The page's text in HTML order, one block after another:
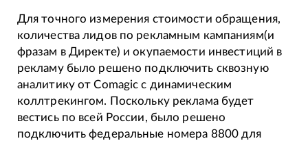
Для точного измерения стоимости обращения,
количества лидов по рекламным кампаниям(и
фразам в Директе) и окупаемости инвестиций в
рекламу было решено подключить сквозную
аналитику от Comagic с динамическим
коллтрекингом. Поскольку реклама будет
вестись по всей России, было решено
подключить федеральные номера 8800 для